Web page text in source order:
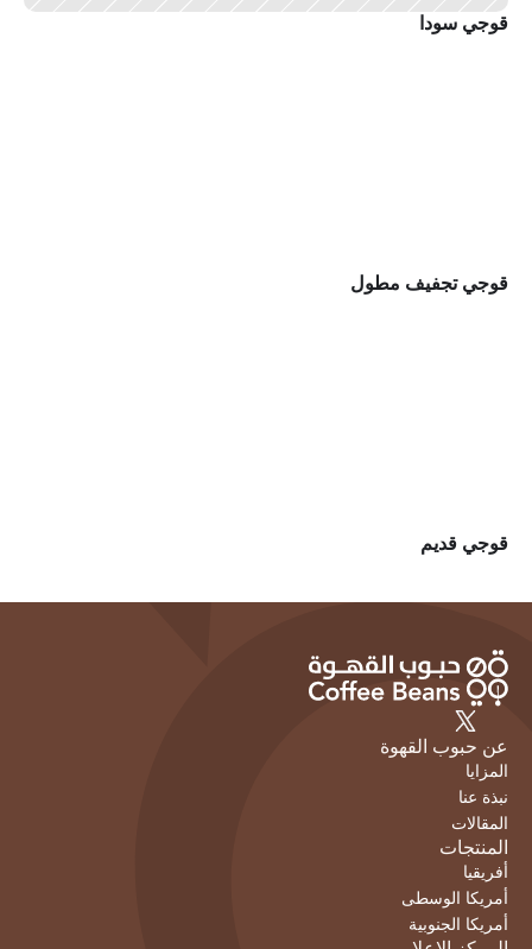
قوجي سودا
قوجي تجفيف مطول
قوجي قديم
المنتجات
أفريقيا
أمريكا الوسطى
أمريكا الجنوبية
عن حبوب القهوة
المزايا
نبذة عنا
المقالات